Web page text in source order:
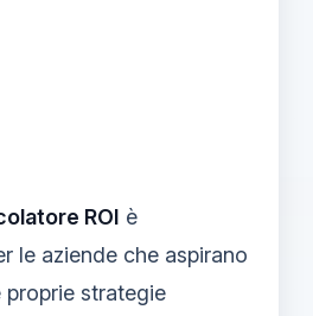
ROI è
le aziende che aspirano
proprie strategie